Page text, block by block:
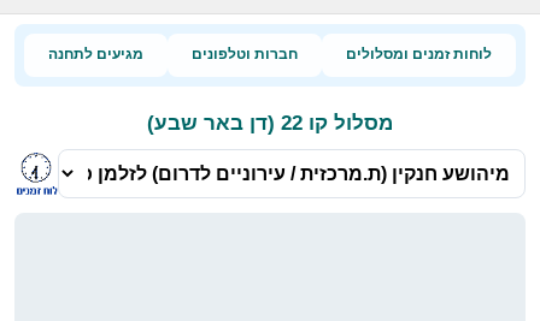
לוחות זמנים ומסלולים חברות וטלפונים מגיעים לתחנה
מסלול קו 22 (דן באר שבע)